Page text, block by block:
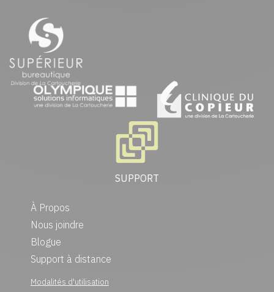
SUPPORT
À Propos
Nous joindre
Blogue
Support à distance
Modalités d'utilisation